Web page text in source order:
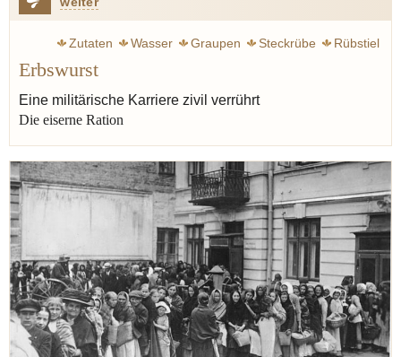
Zutaten Wasser Graupen Steckrübe
Rübstiel
Gulasch
Speck
Erbswurst Erbsen Jünger Ernst
Erbswurst
Eine militärische Karriere zivil verrührt
Die eiserne Ration